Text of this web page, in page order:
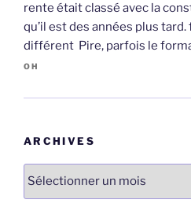
rente était classé avec la
qu’il est des années plus
différent Pire, parfois le
OH
ARCHIVES